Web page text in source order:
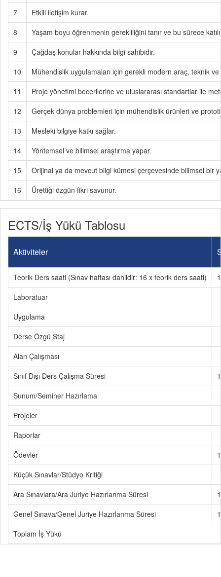
7
Etkili iletişim kurar.
8
Yaşam boyu öğrenmenin gerekliliğini tanır ve bu sürece
9
Çağdaş konular hakkında bilgi sahibidir.
10
Mühendislik uygulamaları için gerekli modern araç, teknik ve
11
Proje yönetimi becerilerine ve uluslararası standartlar ile
12
Gerçek dünya problemleri için mühendislik ürünleri ve
13
Mesleki bilgiye katkı sağlar.
14
Yöntemsel ve bilimsel araştırma yapar.
15
Orijinal ya da mevcut bilgi kümesi çerçevesinde bilimsel bir
16
Ürettiği özgün fikri savunur.
ECTS/İş Yükü Tablosu
Aktiviteler
Teorik Ders saati (Sınav haftası dahildir: 16 x teorik ders saati)
Laboratuar
Uygulama
Derse Özgü Staj
Alan Çalışması
Sınıf Dışı Ders Çalışma Süresi
Sunum/Seminer Hazırlama
Projeler
Raporlar
Ödevler
1
Küçük Sınavlar/Stüdyo Kritiği
Ara Sınavlara/Ara Juriye Hazırlanma Süresi
1
Genel Sınava/Genel Juriye Hazırlanma Süresi
1
Toplam İş Yükü